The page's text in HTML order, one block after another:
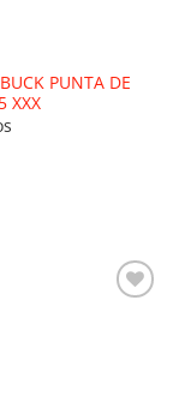
PUNTA DE
XXX